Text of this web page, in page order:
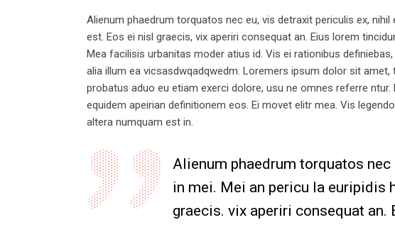
Alienum phaedrum torquatos nec eu, vis detraxit periculis ex,
est. Eos ei nisl graecis, vix aperiri consequat an. Eius lorem
Mea facilisis urbanitas moder atius id. Vis ei rationibus
alia illum ea vicsasdwqadqwedm. Loremers ipsum dolor sit
probatus aduo eu etiam exerci dolore, usu ne omnes referre
equidem apeirian definitionem eos. Ei movet elitr mea. Vis
altera numquam est in.
Alienum phaedrum torquatos
in mei. Mei an pericu la euripidis
graecis. vix aperiri consequat